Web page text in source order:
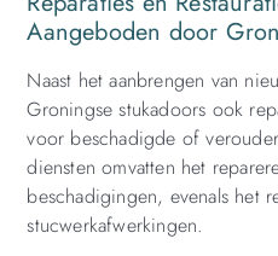
Aangeboden door
Naast het aanbrengen van
Groningse stukadoors ook
voor beschadigde of
diensten omvatten het
beschadigingen, evenals het
stucwerkafwerkingen.